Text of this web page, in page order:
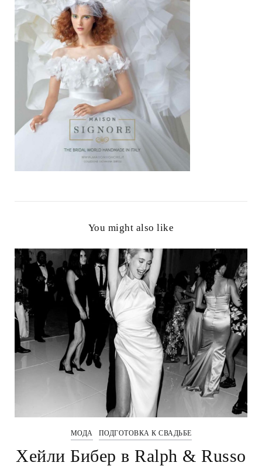
You might also like
МОДА ПОДГОТОВКА К СВАДЬБЕ
Хейли Бибер в Ralph & Russo